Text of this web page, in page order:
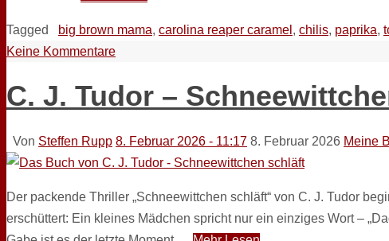
Tagged big brown mama, carolina reaper caramel , chilis, paprika,
Keine Kommentare
C. J. Tudor –
Von Steffen Rupp 8. Februar 2026 - 11:17 8. Februar 2026 Meine
Der packende Thriller „Schneewittchen schläft“ von C. J. Tudor
erschüttert: Ein kleines Mädchen spricht nur ein einziges Wort –